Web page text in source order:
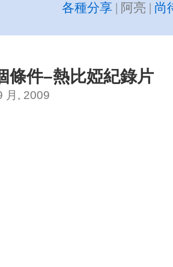
各種分享 | 阿亮 | 尚
條件–熱比婭紀錄片
月, 2009